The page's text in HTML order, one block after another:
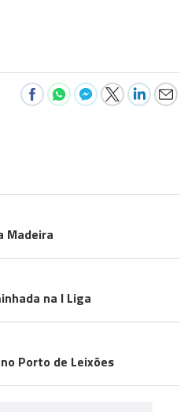
Madeira
na I Liga
Porto de Leixões